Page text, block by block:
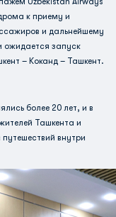
к приему и
и дальнейшему
ожидается запуск
– Коканд – Ташкент.
более 20 лет, и в
Ташкента и
внутри